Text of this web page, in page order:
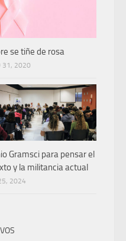
se tiñe de rosa
31, 2020
Gramsci para pensar el
y la militancia actual
2024